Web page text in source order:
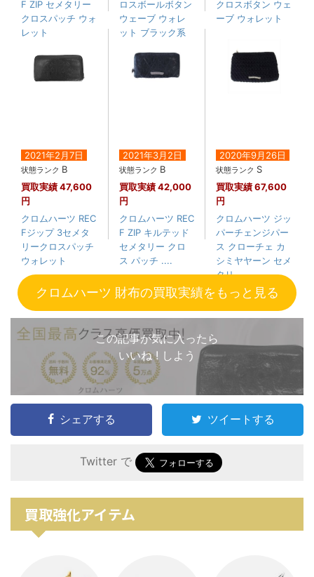
F ZIP セメタリー
クロスパッチ ウォ
レット
ロスボールボタン
ウェーブ ウォレ
ット ブラック系
クロスボタン ウェ
ーブ ウォレット
2021年2月7日
状態ランク B
買取実績47,600
円
クロムハーツ REC
Fジップ 3セメタ
リークロスパッチ
ウォレット
2021年3月2日
状態ランク B
買取実績42,000
円
クロムハーツ REC
F ZIP キルテッド
セメタリー クロ
ス パッチ ....
2020年9月26日
状態ランク S
買取実績67,600
円
クロムハーツ ジッ
パーチェンジパー
ス クローチェ カ
シミヤヤーン セメ
タリ....
クロムハーツ 財布の買取実績をもっと見る
この記事が気に入ったら
いいね ! しよう
シェアする ツイートする
Twitter で
買取強化アイテム